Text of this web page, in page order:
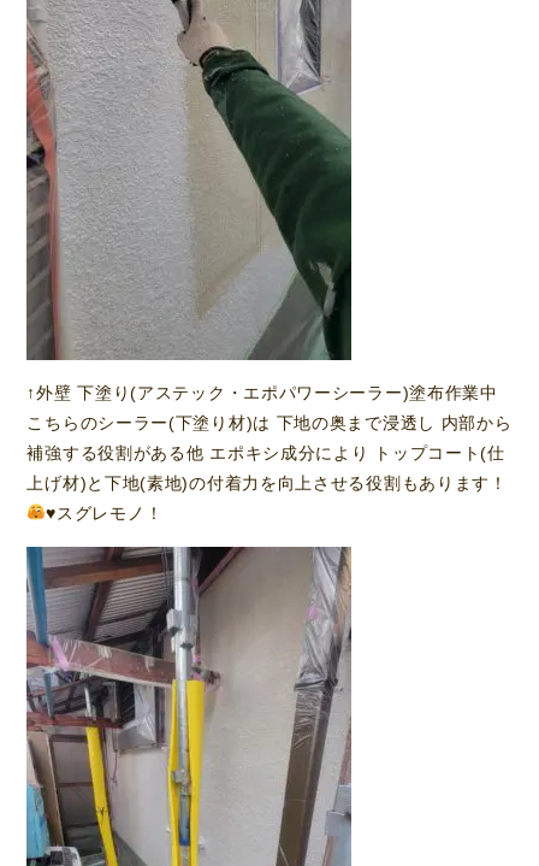
↑外壁 下塗り(アステック・エポパワーシーラー)塗布作業中
こちらのシーラー(下塗り材)は 下地の奥まで浸透し 内部から
補強する役割がある他 エポキシ成分により トップコート(仕
上げ材)と下地(素地)の付着力を向上させる役割もあります！
♥️スグレモノ！